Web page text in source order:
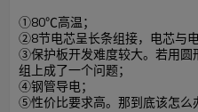
①80℃高温；
②8节电芯呈长条组接，电芯与
③保护板开发难度较大。若用圆
组上成了一个问题；
④钢管导电；
⑤性价比要求高。那到底该怎么